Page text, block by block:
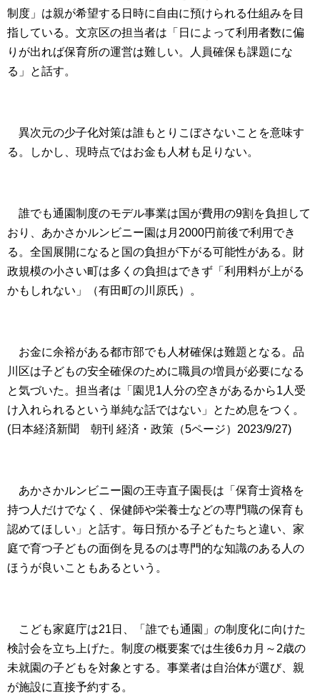
制度」は親が希望する日時に自由に預けられる仕組みを目
指している。文京区の担当者は「日によって利用者数に偏
りが出れば保育所の運営は難しい。人員確保も課題にな
る」と話す。
異次元の少子化対策は誰もとりこぼさないことを意味す
る。しかし、現時点ではお金も人材も足りない。
誰でも通園制度のモデル事業は国が費用の9割を負担して
おり、あかさかルンビニー園は月 2000円前後で利用でき
る。全国展開になると国の負担が下がる可能性がある。財
政規模の小さい町は多くの負担はできず「利用料が上がる
かもしれない」（有田町の川原氏）。
お金に余裕がある都市部でも人材確保は難題となる。品
川区は子どもの安全確保のために職員の増員が必要になる
と気づいた。担当者は「園児1 人分の空きがあるから1 人受
け入れられるという単純な話ではない」とため息をつく。
(日本経済新聞 朝刊 経済・政策（5ページ） 2023/9/27)
あかさかルンビニー園の王寺直子園長は「保育士資格を
持つ人だけでなく、保健師や栄養士などの専門職の保育も
認めてほしい」と話す。毎日預かる子どもたちと違い、家
庭で育つ子どもの面倒を見るのは専門的な知識のある人の
ほうが良いこともあるという。
こども家庭庁は21 日、「誰でも通園」の制度化に向けた
検討会を立ち上げた。制度の概要案では生後6カ月～ 2歳の
未就園の子どもを対象とする。事業者は自治体が選び、親
が施設に直接予約する。